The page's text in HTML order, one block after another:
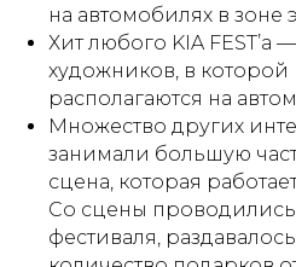
на автомобилях в зоне
Хит любого KIA FEST’а
художников, в которой
располагаются на
Множество других
занимали большую
сцена, которая
Со сцены проводились
фестиваля,